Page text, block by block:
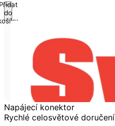
do
Napájecí konektor
Rychlé celosvětové doručení